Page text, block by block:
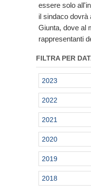
essere solo
il sindaco dovrà
Giunta, dove al
rappresentanti
FILTRA PER
2023
2022
2021
2020
2019
2018